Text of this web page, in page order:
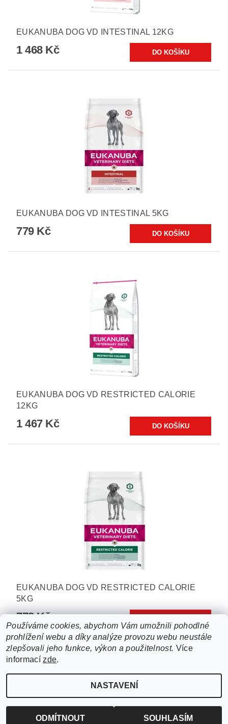
EUKANUBA DOG VD INTESTINAL 12KG
1 468 Kč
EUKANUBA DOG VD INTESTINAL 5KG
779 Kč
EUKANUBA DOG VD RESTRICTED CALORIE
12KG
1 467 Kč
EUKANUBA DOG VD RESTRICTED CALORIE
5KG
778 Kč
5položek celkem
2026 ©ZooLife.cz, všechna práva vyhrazenaUpravit nastavení cookies
Používáme cookies, abychom Vám umožnili pohodlné
prohlížení webu a díky analýze provozu webu neustále
zlepšovali jeho funkce, výkon a použitelnost. Více
informacízde.
NASTAVENÍ
ODMÍTNOUT SOUHLASÍM